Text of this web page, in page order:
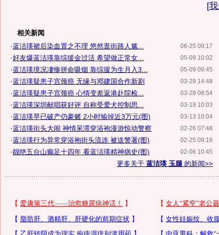
[
相关新闻
06-25 09:17
·蓝洁瑛裙后染血置之不理 悠然逛街路人尴...
05-09 10:02
·好友爆蓝洁瑛靠综援金过活 希望做正常女...
05-09 09:45
·蓝洁瑛境况凄惨拼命吸烟 靠综援为生月入3...
03-29 14:48
·蓝洁瑛疑患子宫颈癌 无缘与邓建国合作新剧
03-28 08:54
·蓝洁瑛疑患子宫颈癌 心情变差返港赴院检...
03-19 10:03
·蓝洁瑛深圳献唱获好评 自称受爱犬控制思...
03-13 10:04
·蓝洁瑛早已破产仍豪赌 2小时输掉近3万元(图)
02-26 07:48
·蓝洁瑛街头大闹 神情呆滞穿浴袍漫游惊动警察
02-25 09:18
·蓝洁瑛行为异常穿浴袍街头流连 被送警署(图)
02-06 10:45
·靓绝五台山癫足十四年 看蓝洁瑛精神病史(图)
更多关于 蓝洁瑛 玉腿 的新闻>>